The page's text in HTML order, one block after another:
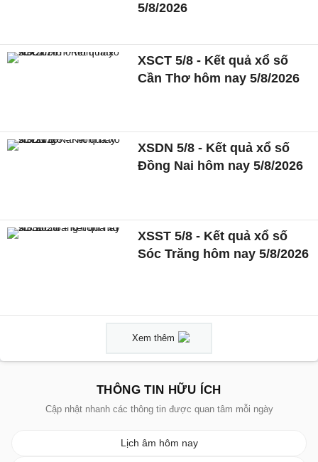
5/8/2026
XSCT 5/8 - Kết quả xổ số
Cần Thơ hôm nay 5/8/2026
XSDN 5/8 - Kết quả xổ số
Đồng Nai hôm nay 5/8/2026
XSST 5/8 - Kết quả xổ số
Sóc Trăng hôm nay 5/8/2026
Xem thêm
THÔNG TIN HỮU ÍCH
Cập nhật nhanh các thông tin được quan tâm mỗi ngày
Lịch âm hôm nay